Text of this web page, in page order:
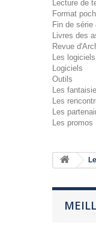
Lecture de
Format
Fin de série
Livres des
Revue
Les logiciels
Logiciels
Outils
Les
Les
Les
Les promos